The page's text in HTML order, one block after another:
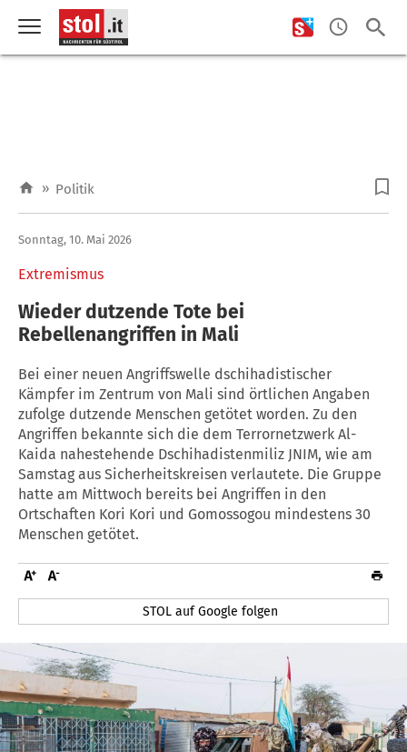
» Politik
Extremismus
Sonntag, 10. Mai 2026
Wieder dutzende Tote bei
Rebellenangriffen in Mali
Bei einer neuen Angriffswelle dschihadistischer
Kämpfer im Zentrum von Mali sind örtlichen Angaben
zufolge dutzende Menschen getötet worden. Zu den
Angriffen bekannte sich die dem Terrornetzwerk Al-
Kaida nahestehende Dschihadistenmiliz JNIM, wie am
Samstag aus Sicherheitskreisen verlautete. Die Gruppe
hatte am Mittwoch bereits bei Angriffen in den
Ortschaften Kori Kori und Gomossogou mindestens 30
Menschen getötet.
STOL auf Google folgen